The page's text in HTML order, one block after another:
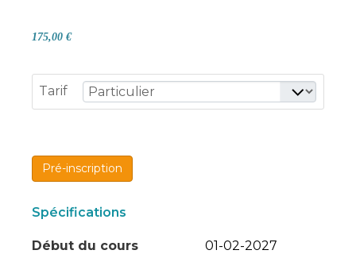
175,00 €
Tarif
Pré-inscription
Spécifications
Début du cours 01-02-2027